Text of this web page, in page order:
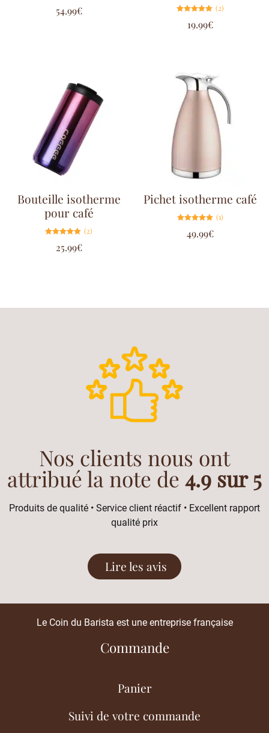
5.00
sur 5
54.99€
5.00
sur 5
(2)
19.99€
Bouteille isotherme
pour café
5.00
sur 5
(2)
25.99€
Pichet isotherme café
5.00
sur 5
(1)
49.99€
Nos clients nous ont
attribué la note de 4.9 sur 5
Produits de qualité • Service client réactif • Excellent rapport
qualité prix
Lire les avis
Le Coin du Barista est une entreprise française
Commande
Panier
Suivi de votre commande